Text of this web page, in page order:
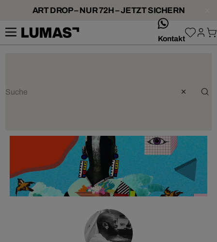
ART DROP – NUR 72H – JETZT SICHERN
Kontakt